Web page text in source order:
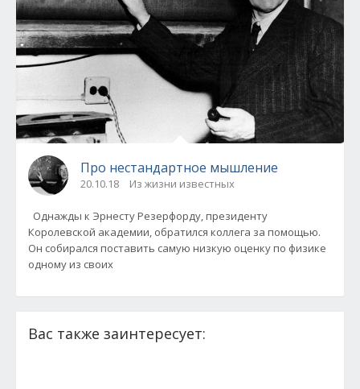
Про нестандартное мышление
20.10.18 Из жизни известных
Однажды к Эрнеcту Резерфорду, президенту
Королевской академии, обратился коллега за помощью.
Он собирался поставить самую низкую оценку по физике
одному из своих
Вас также заинтересует: